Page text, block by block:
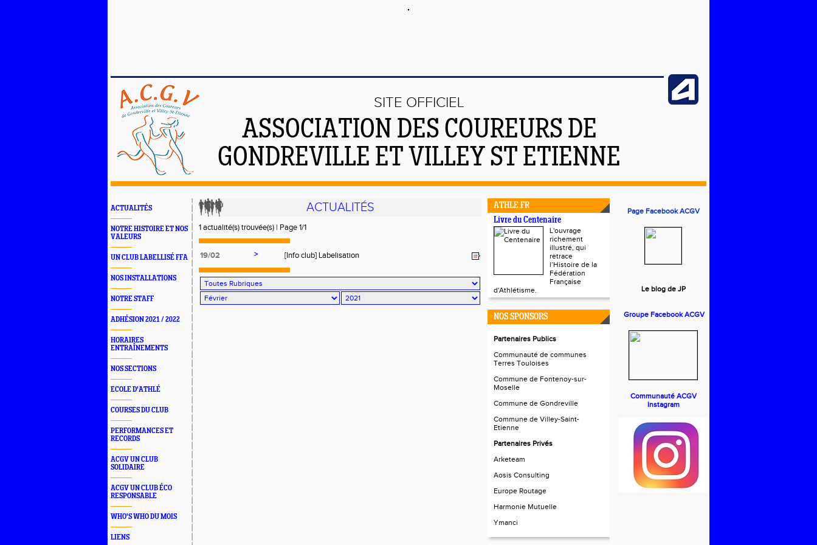
SITE OFFICIEL
ASSOCIATION DES COUREURS DE
GONDREVILLE ET VILLEY ST ETIENNE
ACTUALITÉS
NOTRE HISTOIRE ET NOS
VALEURS
UN CLUB LABELLISÉ FFA
NOS INSTALLATIONS
NOTRE STAFF
ADHÉSION 2021 / 2022
HORAIRES
ENTRAÎNEMENTS
NOS SECTIONS
ECOLE D'ATHLÉ
COURSES DU CLUB
PERFORMANCES ET
RECORDS
ACGV UN CLUB
SOLIDAIRE
ACGV UN CLUB ÉCO
RESPONSABLE
WHO'S WHO DU MOIS
LIENS
ACTUALITÉS
1 actualité(s) trouvée(s) | Page 1/1
19/02 > [Info club] Labelisation
ATHLE.FR
Livre du Centenaire
L'ouvrage
richement
illustré, qui
retrace
l’Histoire de la
Fédération
Française
d'Athlétisme.
NOS SPONSORS
Partenaires Publics
Communauté de communes
Terres Touloises
Commune de Fontenoy-sur-
Moselle
Commune de Gondreville
Commune de Villey-Saint-
Etienne
Partenaires Privés
Arketeam
Aosis Consulting
Europe Routage
Harmonie Mutuelle
Ymanci
Page Facebook ACGV
Le blog de JP
Groupe Facebook ACGV
Communauté ACGV
Instagram